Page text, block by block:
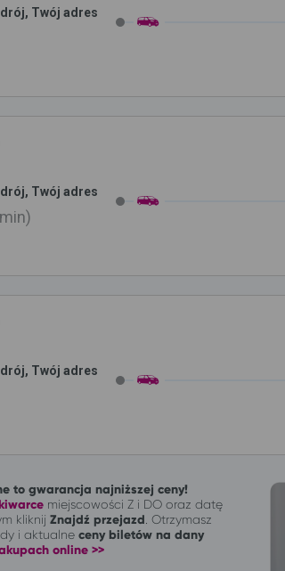
Twój adres
Twój adres
Twój adres
to gwarancja najniższej ceny!
miejscowości Z i DO oraz datę
kliknij Znajdź przejazd . Otrzymasz
i aktualne ceny biletów na dany
online >>